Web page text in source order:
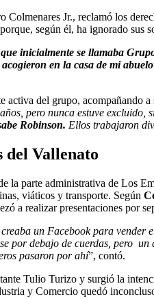
Jr., reclamó los
según él, ha ignorado
inicialmente se llamaba
en la casa de mi
activa del grupo, acompañando
pero nunca estuve
Robinson. Ellos trabajaron
del Vallenato
la parte administrativa de Los
viáticos y transporte. Según
a realizar presentaciones por
un Facebook para
por debajo de cuerdas, pero
pasaron por ahí”, contó.
Tulio Turizo y surgió la
y Comercio quedó